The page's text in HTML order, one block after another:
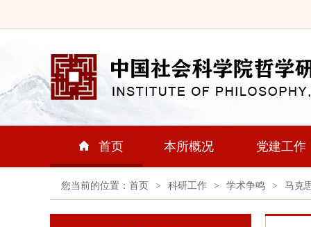
首页 本所概况 党建工作
您当前的位置： 首页 > 科研工作 > 学术争鸣 > 马克